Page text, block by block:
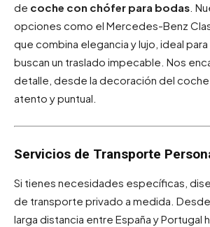
de coche con chófer para bodas .
opciones como el Mercedes-Benz
que combina elegancia y lujo, ideal
buscan un traslado impecable. Nos
detalle, desde la decoración del coche
atento y puntual.
Servicios de Transporte
Si tienes necesidades específicas,
de transporte privado a medida.
larga distancia entre España y Portugal